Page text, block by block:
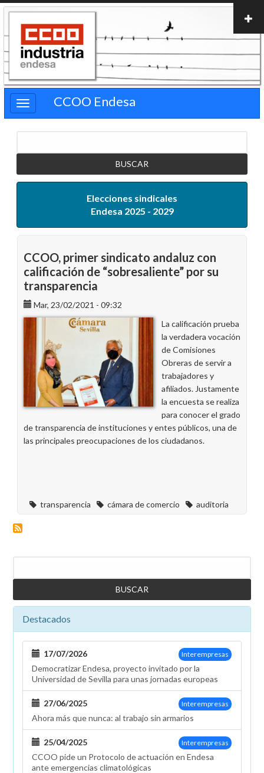
Pasar
contenido
principal
CCOO Endesa
Elecciones sindicales
Endesa 2025 - 2029
CCOO, primer sindicato andaluz con
calificación de “sobresaliente” por su
transparencia
Mar, 23/02/2021 - 09:32
La calificación prueba
la verdadera vocación
de Comisiones
Obreras de servir a
trabajadores y
afiliados. Justamente
la encuesta se realiza
para conocer el grado
de transparencia de instituciones y entes públicos, una de
las principales preocupaciones de los ciudadanos.
transparencia cámara de comercio auditoria
Destacados
Interempresas
17/07/2026
Democratizar Endesa, proyecto invitado por la
Universidad de Sevilla para unas jornadas europeas
Interempresas
27/06/2025
Ahora más que nunca: al trabajo sin armarios
Interempresas
25/04/2025
CCOO pide un Protocolo de actuación en Endesa
ante emergencias climatológicas